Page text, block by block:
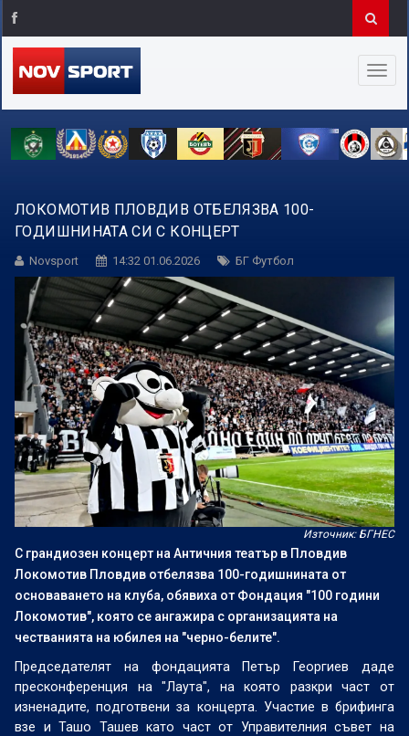
ЛОКОМОТИВ ПЛОВДИВ ОТБЕЛЯЗВА 100-
ГОДИШНИНАТА СИ С КОНЦЕРТ
Novsport 14:32 01.06.2026 БГ Футбол
Източник: БГНЕС
С грандиозен концерт на Античния театър в Пловдив
Локомотив Пловдив отбелязва 100-годишнината от
основаването на клуба, обявиха от Фондация "100 години
Локомотив", която се ангажира с организацията на
честванията на юбилея на "черно-белите".
Председателят на фондацията Петър Георгиев даде
пресконференция на "Лаута", на която разкри част от
изненадите, подготвени за концерта. Участие в брифинга
взе и Ташо Ташев като част от Управителния съвет на